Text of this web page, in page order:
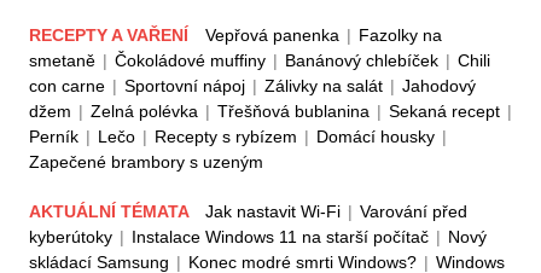
RECEPTY A VAŘENÍ Vepřová panenka | Fazolky na
smetaně | Čokoládové muffiny | Banánový chlebíček | Chili
con carne | Sportovní nápoj | Zálivky na salát | Jahodový
džem | Zelná polévka | Třešňová bublanina | Sekaná recept |
Perník | Lečo | Recepty s rybízem | Domácí housky |
Zapečené brambory s uzeným
AKTUÁLNÍ TÉMATA Jak nastavit Wi-Fi | Varování před
kyberútoky | Instalace Windows 11 na starší počítač | Nový
skládací Samsung | Konec modré smrti Windows? | Windows